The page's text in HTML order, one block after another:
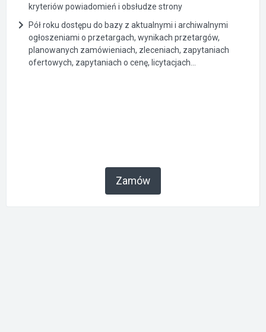
kryteriów powiadomień i obsłudze strony
Pół roku dostępu do bazy z aktualnymi i archiwalnymi
ogłoszeniami o przetargach, wynikach przetargów,
planowanych zamówieniach, zleceniach, zapytaniach
ofertowych, zapytaniach o cenę, licytacjach...
Zamów